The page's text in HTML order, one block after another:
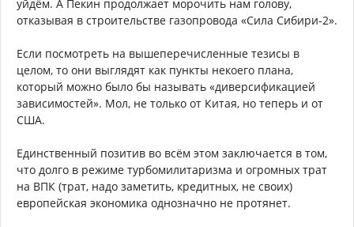
уйдём. А Пекин продолжает морочить нам голову,
отказывая в строительстве газопровода «Сила Сибири-2».
Если посмотреть на вышеперечисленные тезисы в
целом, то они выглядят как пункты некоего плана,
который можно было бы называть «диверсификацией
зависимостей». Мол, не только от Китая, но теперь и от
США.
Единственный позитив во всём этом заключается в том,
что долго в режиме турбомилитаризма и огромных трат
на ВПК (трат, надо заметить, кредитных, не своих)
европейская экономика однозначно не протянет.